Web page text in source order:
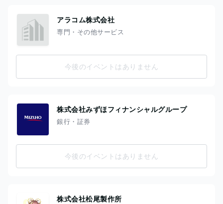
アラコム株式会社
専門・その他サービス
今後のイベントはありません
株式会社みずほフィナンシャルグループ
銀行・証券
今後のイベントはありません
株式会社松尾製作所